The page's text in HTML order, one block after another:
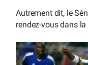
Autrement dit, le
rendez-vous dans